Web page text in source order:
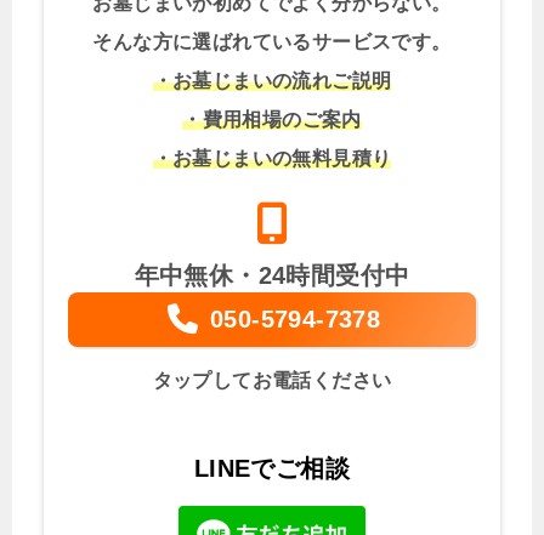
そんな方に選ばれているサービスです。
・お墓じまいの流れご説明
・費用相場のご案内
・お墓じまいの無料見積り
年中無休・24時間受付中
050-5794-7378
タップしてお電話ください
LINEでご相談